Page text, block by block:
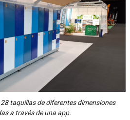
taquillas de diferentes dimensiones
a través de una app.